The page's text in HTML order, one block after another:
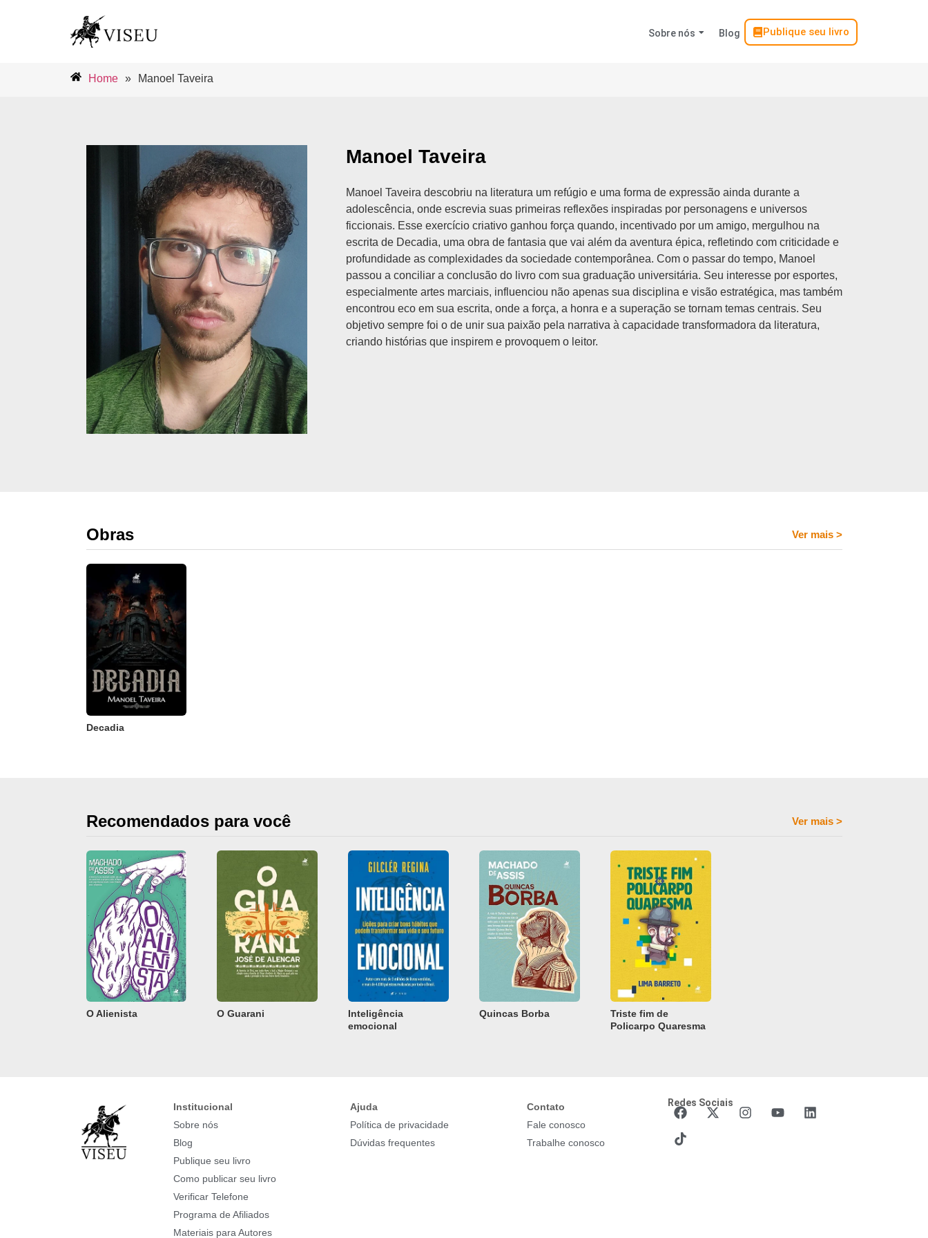
Sobre nós Blog Publique seu livro
Home » Manoel Taveira
Manoel Taveira
Manoel Taveira descobriu na literatura um refúgio e uma forma de expressão ainda durante a
adolescência, onde escrevia suas primeiras reflexões inspiradas por personagens e universos
ficcionais. Esse exercício criativo ganhou força quando, incentivado por um amigo, mergulhou na
escrita de Decadia, uma obra de fantasia que vai além da aventura épica, refletindo com criticidade e
profundidade as complexidades da sociedade contemporânea. Com o passar do tempo, Manoel
passou a conciliar a conclusão do livro com sua graduação universitária. Seu interesse por esportes,
especialmente artes marciais, influenciou não apenas sua disciplina e visão estratégica, mas também
encontrou eco em sua escrita, onde a força, a honra e a superação se tornam temas centrais. Seu
objetivo sempre foi o de unir sua paixão pela narrativa à capacidade transformadora da literatura,
criando histórias que inspirem e provoquem o leitor.
Obras Ver mais >
Decadia
Recomendados para você Ver mais >
O Alienista O Guarani
Inteligência
emocional
Quincas Borba
Triste fim de
Policarpo Quaresma
Institucional
Sobre nós
Blog
Publique seu livro
Como publicar seu livro
Verificar Telefone
Programa de Afiliados
Materiais para Autores
Ajuda
Política de privacidade
Dúvidas frequentes
Contato
Fale conosco
Trabalhe conosco
Redes Sociais